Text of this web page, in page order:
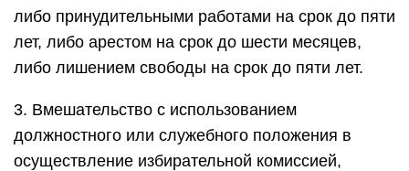
либо принудительными работами на срок до пяти
лет, либо арестом на срок до шести месяцев,
либо лишением свободы на срок до пяти лет.
3. Вмешательство с использованием
должностного или служебного положения в
осуществление избирательной комиссией,